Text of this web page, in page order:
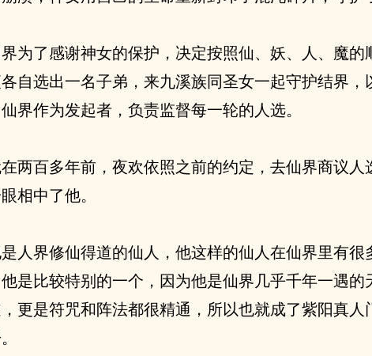
为了感谢神女的保护，决定按照仙、妖、人、魔的
自选出一名子弟，来九溪族同圣女一起守护结界，
界作为发起者，负责监督每一轮的人选。
两百多年前，夜欢依照之前的约定，去仙界商议人
相中了他。
人界修仙得道的仙人，他这样的仙人在仙界里有很
是比较特别的一个，因为他是仙界几乎千年一遇的
更是符咒和阵法都很精通，所以也就成了紫阳真人